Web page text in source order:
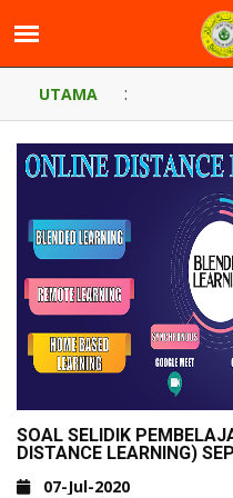
UTAMA :
SOAL SELIDIK
DISTANCE LEARNING)
07-Jul-2020